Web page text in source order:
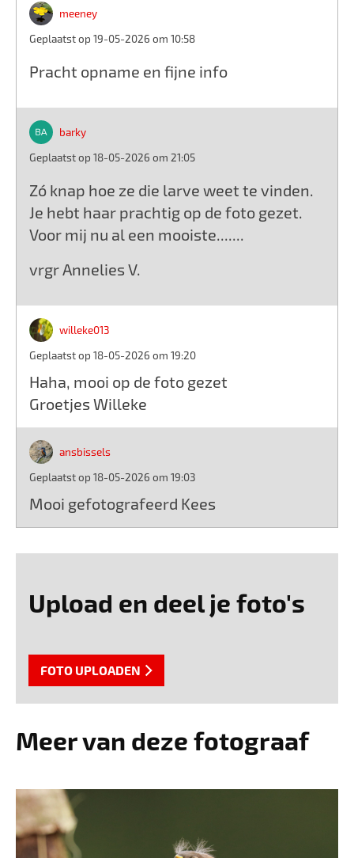
meeney
Geplaatst op 19-05-2026 om 10:58
Pracht opname en fijne info
barky
Geplaatst op 18-05-2026 om 21:05
Zó knap hoe ze die larve weet te vinden.
Je hebt haar prachtig op de foto gezet.
Voor mij nu al een mooiste.......
vrgr Annelies V.
willeke013
Geplaatst op 18-05-2026 om 19:20
Haha, mooi op de foto gezet
Groetjes Willeke
ansbissels
Geplaatst op 18-05-2026 om 19:03
Mooi gefotografeerd Kees
Upload en deel je foto's
FOTO UPLOADEN
Meer van deze fotograaf